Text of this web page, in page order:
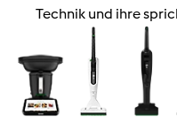
Technik und ihre